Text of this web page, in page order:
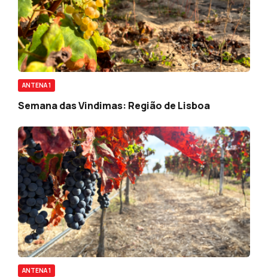
ANTENA 1
Semana das Vindimas: Região de Lisboa
ANTENA 1